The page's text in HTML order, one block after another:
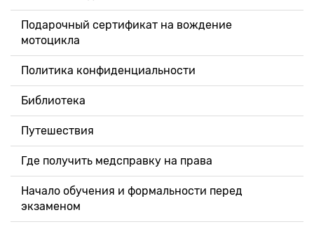
Подарочный сертификат на вождение
мотоцикла
Политика конфиденциальности
Библиотека
Путешествия
Где получить медсправку на права
Начало обучения и формальности перед
экзаменом